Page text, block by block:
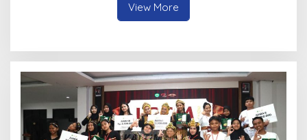
View More